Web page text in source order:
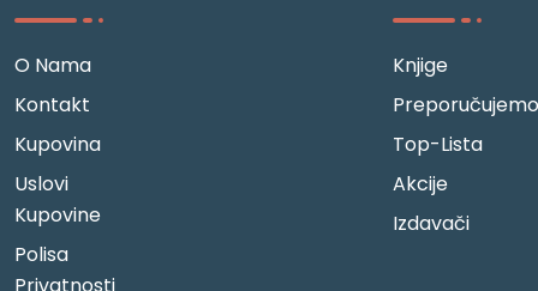
O Nama
Kontakt
Kupovina
Uslovi
Kupovine
Polisa
Knjige
Preporučujemo
Top-Lista
Akcije
Izdavači